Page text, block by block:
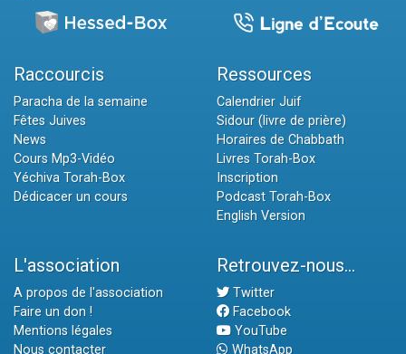
Raccourcis
Paracha de la semaine
Fêtes Juives
News
Cours Mp3-Vidéo
Yéchiva Torah-Box
Dédicacer un cours
Ressources
Calendrier Juif
Sidour (livre de prière)
Horaires de Chabbath
Livres Torah-Box
Inscription
Podcast Torah-Box
English Version
L'association
A propos de l'association
Faire un don !
Mentions légales
Nous contacter
Retrouvez-nous...
Twitter
Facebook
YouTube
WhatsApp